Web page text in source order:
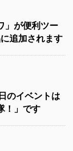
」が便利ツー
追加されます
のイベントは
！」です